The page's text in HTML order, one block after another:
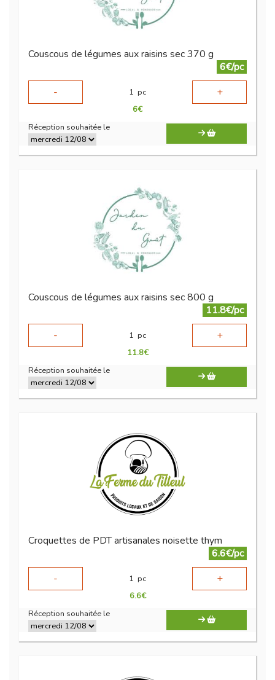
Couscous de légumes aux raisins sec 370 g
6€/pc
-
1 pc +
6€
Réception souhaitée le
Couscous de légumes aux raisins sec 800 g
11.8€/pc
-
1 pc +
11.8€
Réception souhaitée le
Croquettes de PDT artisanales noisette thym
6.6€/pc
-
1 pc +
6.6€
Réception souhaitée le